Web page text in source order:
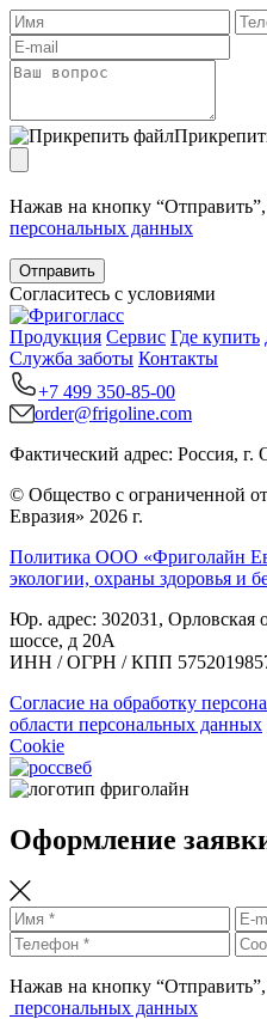
Нажав на кнопку
персональных данных
Отправить
Согласитесь с условиями
Продукция Сервис Где купить
Служба заботы Контакты
+7 499 350-85-00
order@frigoline.com
Фактический адрес: Россия,
© Общество с ограниченной
Евразия» 2026 г.
Политика ООО «Фриголайн
экологии, охраны здоровья и
Юр. адрес: 302031, Орловская
шоссе, д 20А
ИНН / ОГРН / КПП 5752019857
Согласие на обработку
области персональных данных
Cookie
Оформление
Нажав на кнопку
персональных данных